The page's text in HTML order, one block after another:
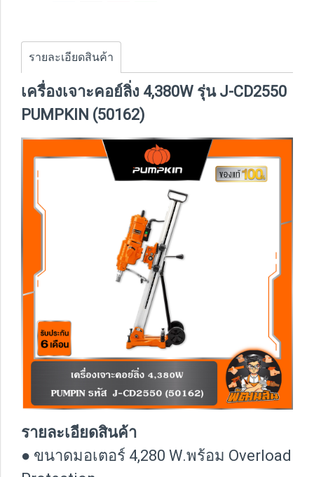
รายละเอียดสินค้า
เครื่องเจาะคอย์ลิ่ง 4,380W รุ่น J-CD2550
PUMPKIN (50162)
รายละเอียดสินค้า
● ขนาดมอเตอร์ 4,280 W.พร้อม Overload